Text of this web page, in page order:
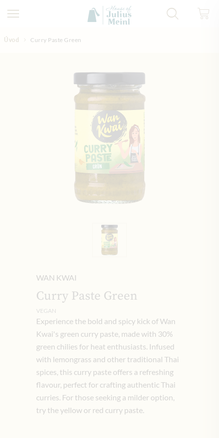
Úvod Curry Paste Green
WAN KWAI
Curry Paste Green
VEGAN
Experience the bold and spicy kick of Wan
Kwai's green curry paste, made with 30%
green chilies for heat enthusiasts. Infused
with lemongrass and other traditional Thai
spices, this curry paste offers a refreshing
flavour, perfect for crafting authentic Thai
curries. For those seeking a milder option,
try the yellow or red curry paste.